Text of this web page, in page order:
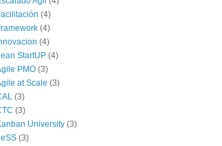
(4)
(4)
(4)
StartUP (4)
PMO (3)
at Scale (3)
(3)
(3)
University (3)
(3)